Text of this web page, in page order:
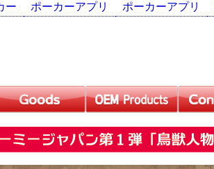
ー ポーカーアプリ ポーカーアプリ